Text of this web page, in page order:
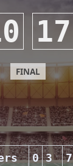
17
FINAL
0 3 7